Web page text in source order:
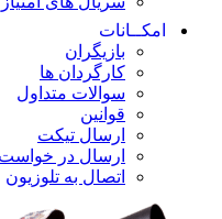
کارگردان ها
سوالات متداول
ارسال تیکت
ارسال در خواست
اتصال به تلوزیون